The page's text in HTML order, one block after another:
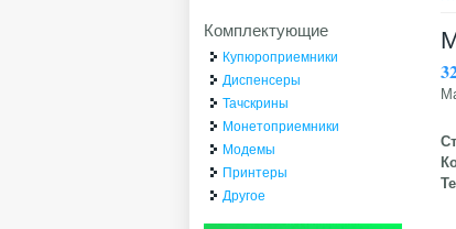
Комплектующие
Купюроприемники
Диспенсеры
Тачскрины
Монетоприемники
Модемы
Принтеры
Другое